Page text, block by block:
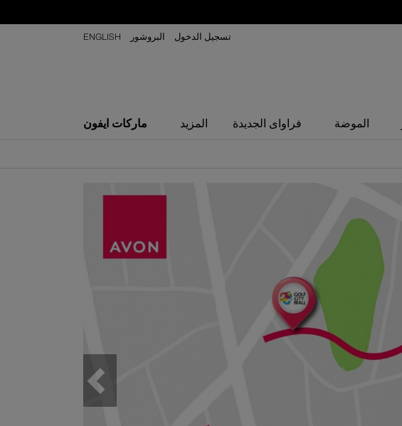
تسجيل الدخول البروشور ENGLISH
الموضة فراواى الجديدة المزيد ماركات ايفون